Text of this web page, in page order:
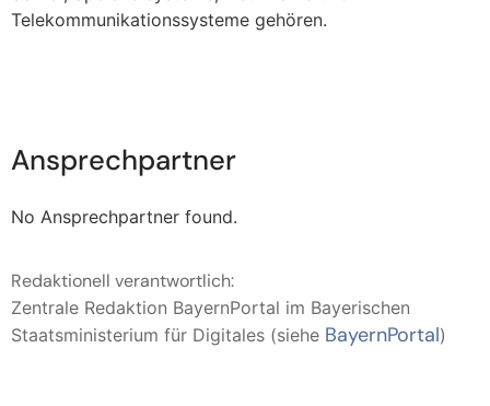
Telekommunikationssysteme gehören.
Ansprechpartner
No Ansprechpartner found.
Redaktionell verantwortlich:
Zentrale Redaktion BayernPortal im Bayerischen
Staatsministerium für Digitales (siehe BayernPortal)